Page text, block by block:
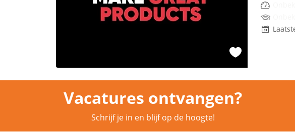
Vacatures ontvangen?
Schrijf je in en blijf op de hoogte!